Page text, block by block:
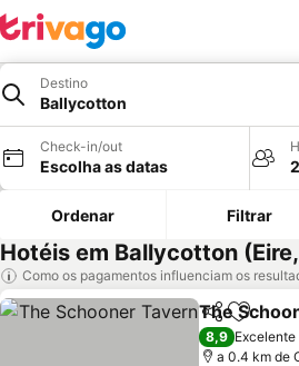
Destino
Ballycotton
Check-in/out
Escolha as datas
Ordenar Filtrar
Hotéis em Ballycotton
Como os pagamentos influenciam os
Partilhar
The
8,9 Excelente
a 0.4 km de